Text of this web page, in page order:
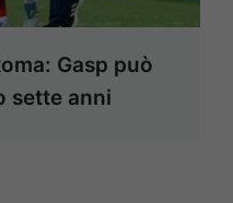
Gasp può
sette anni